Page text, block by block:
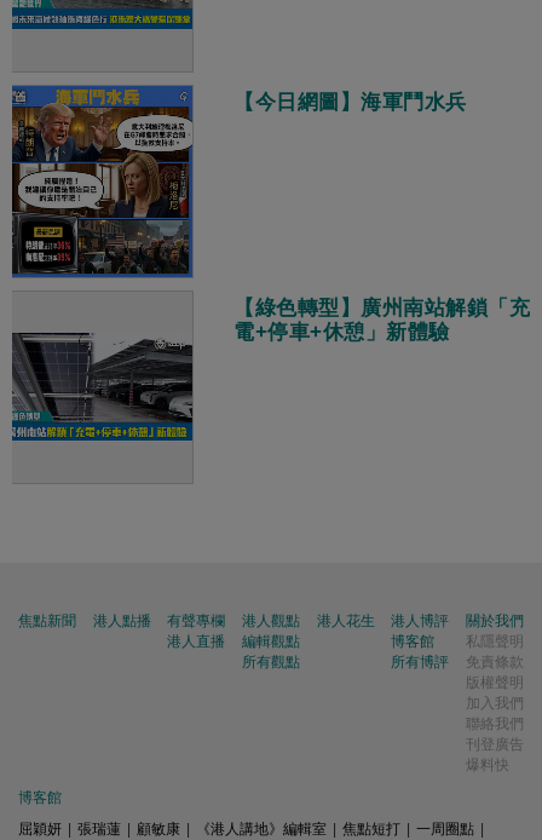
【今日網圖】海軍鬥水兵
【綠色轉型】廣州南站解鎖「充
電+停車+休憩」新體驗
焦點新聞 港人點播
有聲專欄
港人直播
港人觀點
編輯觀點
所有觀點
港人花生
港人博評
博客館
所有博評
關於我們
私隱聲明
免責條款
版權聲明
加入我們
聯絡我們
刊登廣告
爆料快
博客館
屈穎妍
張瑞蓮 顧敏康 《港人講地》編輯室 焦點短打 一周圈點